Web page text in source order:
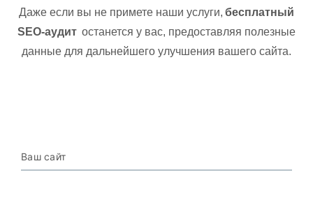
Даже если вы не примете наши услуги, бесплатный
SEO-аудит останется у вас, предоставляя полезные
данные для дальнейшего улучшения вашего сайта.
Ваш сайт